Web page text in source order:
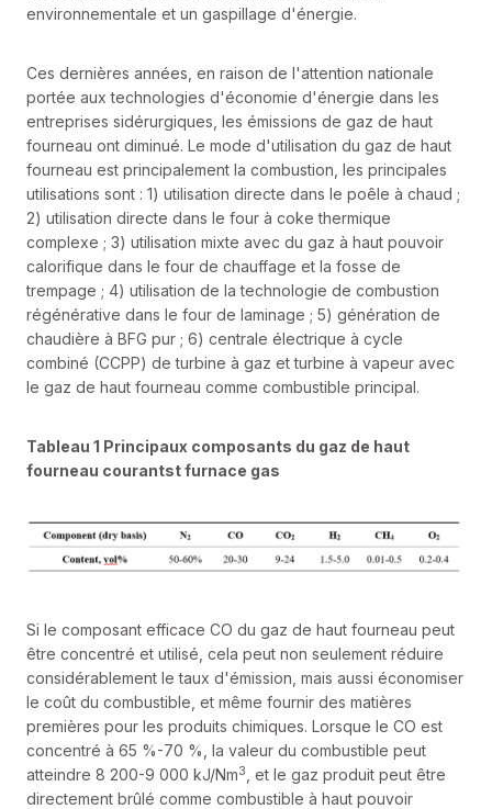
environnementale et un gaspillage d'énergie.
Ces dernières années, en raison de l'attention nationale
portée aux technologies d'économie d'énergie dans les
entreprises sidérurgiques, les émissions de gaz de haut
fourneau ont diminué. Le mode d'utilisation du gaz de haut
fourneau est principalement la combustion, les principales
utilisations sont : 1) utilisation directe dans le poêle à chaud ;
2) utilisation directe dans le four à coke thermique
complexe ; 3) utilisation mixte avec du gaz à haut pouvoir
calorifique dans le four de chauffage et la fosse de
trempage ; 4) utilisation de la technologie de combustion
régénérative dans le four de laminage ; 5) génération de
chaudière à BFG pur ; 6) centrale électrique à cycle
combiné (CCPP) de turbine à gaz et turbine à vapeur avec
le gaz de haut fourneau comme combustible principal.
Tableau 1 Principaux composants du gaz de haut
fourneau courantst furnace gas
Si le composant efficace CO du gaz de haut fourneau peut
être concentré et utilisé, cela peut non seulement réduire
considérablement le taux d'émission, mais aussi économiser
le coût du combustible, et même fournir des matières
premières pour les produits chimiques. Lorsque le CO est
concentré à 65 %-70 %, la valeur du combustible peut
atteindre 8 200-9 000 kJ/Nm3
, et le gaz produit peut être
directement brûlé comme combustible à haut pouvoir